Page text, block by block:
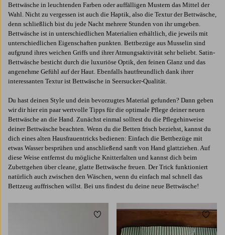
Bettwäsche in leuchtenden Farben oder auffälligen Mustern das Mittel der
Wahl. Nicht zu vergessen ist auch die Haptik, also die Textur der Bettwäsche,
denn schließlich bist du jede Nacht mehrere Stunden von ihr umgeben.
Bettwäsche ist in unterschiedlichen Materialien erhältlich, die jeweils mit
unterschiedlichen Eigenschaften punkten. Bettbezüge aus Musselin sind
aufgrund ihres weichen Griffs und ihrer Atmungsaktivität sehr beliebt. Satin-
Bettwäsche besticht durch die luxuriöse Optik, den feinen Glanz und das
angenehme Gefühl auf der Haut. Ebenfalls hautfreundlich dank ihrer
interessanten Textur ist Bettwäsche in Seersucker-Qualität.
Du hast deinen Style und dein bevorzugtes Material gefunden? Dann geben
wir dir hier ein paar wertvolle Tipps für die optimale Pflege deiner neuen
Bettwäsche an die Hand. Zunächst einmal solltest du die Pflegehinweise
deiner Bettwäsche beachten. Wenn du die Betten frisch beziehst, kannst du
dich eines alten Hausfrauentricks bedienen: Einfach die Bettbezüge mit
etwas Wasser besprühen und anschließend sanft von Hand glattziehen. Auf
diese Weise entfernst du mögliche Knitterfalten und kannst dich beim
Zubettgehen über cleane, glatte Bettwäsche freuen. Der Trick funktioniert
natürlich auch zwischen den Wäschen, wenn du einfach mal schnell das
Bettzeug auffrischen willst. Bei uns findest du deine neue Bettwäsche!
Zu Favoriten hinzufügen Zu